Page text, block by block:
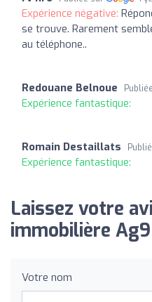
Expérience négative:
se trouve. Rarement
au téléphone..
Redouane Belnoue
Expérience fantastique:
Romain Destaillats
Expérience fantastique:
Laissez votre
immobilière
Votre nom